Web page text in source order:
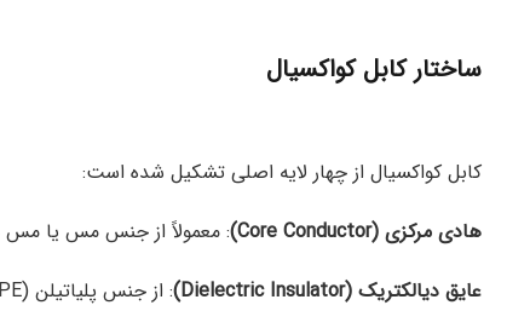
ساختار کابل کواکسیال
کابل کواکسیال از چهار لایه اصلی تشکیل شده است:
هادی مرکزی (Core Conductor)
: معمولاً از جنس مس یا مس
عایق دیالکتریک (Dielectric Insulator)
: از جنس پلیاتیلن (PE)، تفلون یا فوم است و هادی مرکزی را از شیلد جدا میکند.